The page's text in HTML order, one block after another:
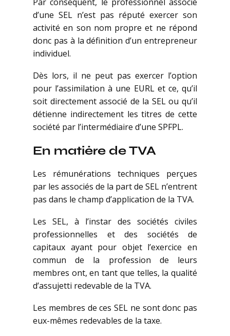
d’une SEL n’est pas réputé exercer son
activité en son nom propre et ne répond
donc pas à la définition d’un entrepreneur
individuel.
Dès lors, il ne peut pas exercer l’option
pour l’assimilation à une EURL et ce, qu’il
soit directement associé de la SEL ou qu’il
détienne indirectement les titres de cette
société par l’intermédiaire d’une SPFPL.
En matière de TVA
Les rémunérations techniques perçues
par les associés de la part de SEL n’entrent
pas dans le champ d’application de la TVA.
Les SEL, à l’instar des sociétés civiles
professionnelles et des sociétés de
capitaux ayant pour objet l’exercice en
commun de la profession de leurs
membres ont, en tant que telles, la qualité
d’assujetti redevable de la TVA.
Les membres de ces SEL ne sont donc pas
eux-mêmes redevables de la taxe.